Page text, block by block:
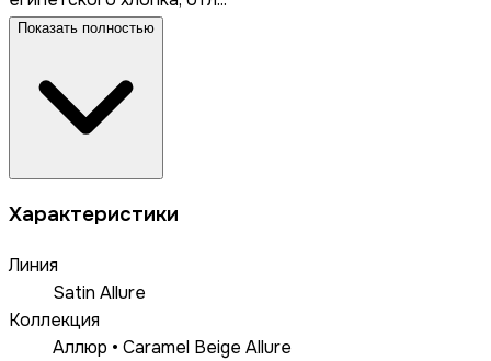
Показать полностью
Характеристики
Линия
Satin Allure
Коллекция
Аллюр • Caramel Beige Allure